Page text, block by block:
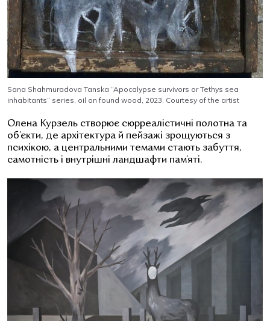
Sana Shahmuradova Tanska “Apocalypse survivors or Tethys sea
inhabitants” series, oil on found wood, 2023. Courtesy of the artist
Олена Курзель створює сюрреалістичні полотна та
об’єкти, де архітектура й пейзажі зрощуються з
психікою, а центральними темами стають забуття,
самотність і внутрішні ландшафти пам’яті.